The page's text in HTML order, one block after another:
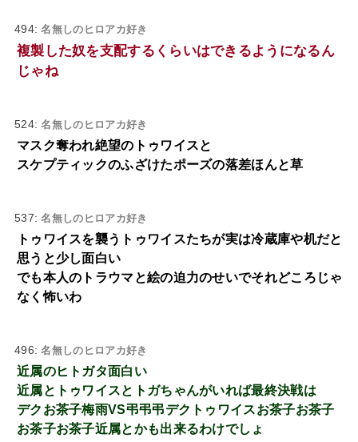
494:名無しのヒロアカ好き
複製した奴を支配するくらいはできるようになるん
じゃね
524:名無しのヒロアカ好き
マスク奪われ絶望のトゥワイスと
スケプティックのふざけたポーズの落差ほんと草
537:名無しのヒロアカ好き
トゥワイスを襲うトゥワイスたちが実は冷蔵庫や机だと
思うと少し面白い
でも本人のトラウマと絵の迫力のせいでそれどころじゃ
なく怖いわ
496:名無しのヒロアカ好き
近属のヒトガタ面白い
近属とトゥワイスとトガちゃんがいれば最終決戦は
デクお茶子梅雨VS弔弔弔デクトゥワイスお茶子お茶子
お茶子お茶子近属とかも出来るわけでしょ